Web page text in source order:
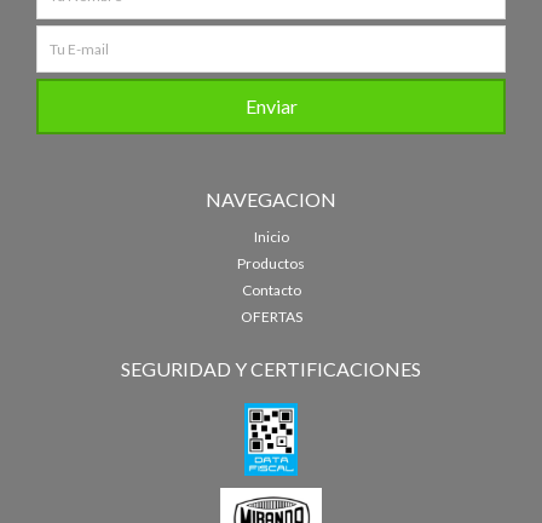
NAVEGACION
Inicio
Productos
Contacto
OFERTAS
SEGURIDAD Y CERTIFICACIONES